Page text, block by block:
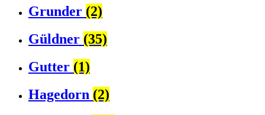
Grunder (2)
Güldner (35)
Gutter (1)
Hagedorn (2)